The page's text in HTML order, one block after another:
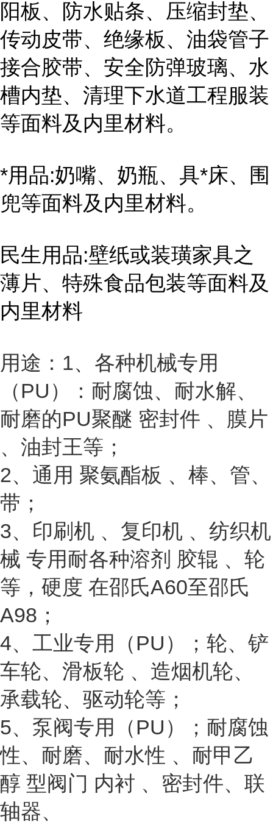
阳板、防水贴条、压缩封垫、
传动皮带、绝缘板、油袋管子
接合胶带、安全防弹玻璃、水
槽内垫、清理下水道工程服装
等面料及内里材料。
*用品:奶嘴、奶瓶、具*床、围
兜等面料及内里材料。
民生用品:壁纸或装璜家具之
薄片、特殊食品包装等面料及
内里材料
用途：1、各种机械专用
（PU）：耐腐蚀、耐水解、
耐磨的PU聚醚 密封件 、膜片
、油封王等；
2、通用 聚氨酯板 、棒、管、
带；
3、印刷机 、复印机 、纺织机
械 专用耐各种溶剂 胶辊 、轮
等，硬度 在邵氏A60至邵氏
A98；
4、工业专用（PU）；轮、铲
车轮、滑板轮 、造烟机轮、
承载轮、驱动轮等；
5、泵阀专用（PU）；耐腐蚀
性、耐磨、耐水性 、耐甲乙
醇 型阀门 内衬 、密封件、联
轴器、